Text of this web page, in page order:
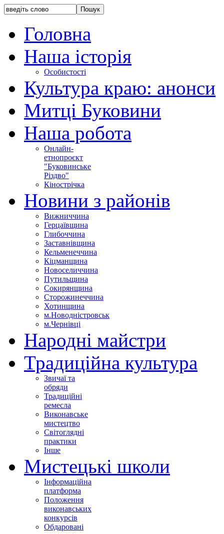
Головна
Наша історія
Особистості
Культура краю: анонси
Митці Буковини
Наша робота
Онлайн-
етнопроєкт
"Буковинське
Різдво"
Кінострічка
Новини з районів
Вижниччина
Герцаївщина
Глибоччина
Заставнівщина
Кельменеччина
Кіцманщина
Новоселиччина
Путильщина
Сокирянщина
Сторожинеччина
Хотинщина
м.Новодністровськ
м.Чернівці
Народні майстри
Традиційна культура
Звичаї та
обряди
Традиційні
ремесла
Виконавське
мистецтво
Світоглядні
практики
Інше
Мистецькі школи
Інформаційна
платформа
Положення
виконавських
конкурсів
Обдаровані